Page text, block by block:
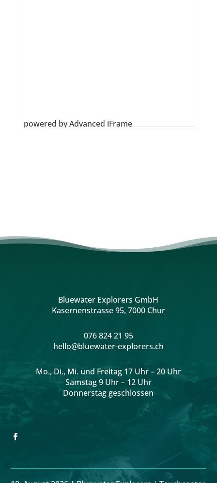
powered by Advanced iFrame
Bluewater Explorers GmbH
Kasernenstrasse 95, 7000 Chur
076 824 21 95
hello@bluewater-explorers.ch
Mo., Di., Mi. und Freitag 17 Uhr – 20 Uhr
Samstag 9 Uhr– 12 Uhr
Donnerstag geschlossen